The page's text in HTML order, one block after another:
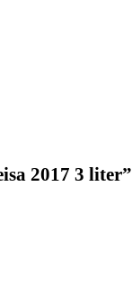
2017 3 liter”